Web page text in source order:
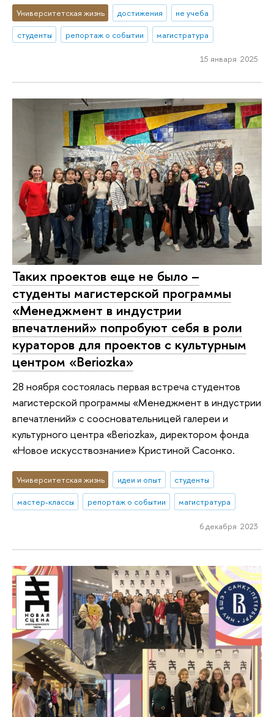
Университетская жизнь достижения
не учеба
студенты
репортаж о событии магистратура
15 января 2025
Таких проектов еще не было –
студенты магистерской программы
«Менеджмент в индустрии
впечатлений» попробуют себя в роли
кураторов для проектов с культурным
центром «Beriozka»
28 ноября состоялась первая встреча студентов
магистерской программы «Менеджмент в индустрии
впечатлений» с соосновательницей галереи и
культурного центра «Beriozka», директором фонда
«Новое искусствознание» Кристиной Сасонко.
Университетская жизнь идеи и опыт
студенты
мастер-классы
репортаж о событии магистратура
6 декабря 2023